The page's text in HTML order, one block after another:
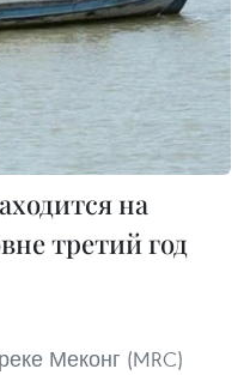
на
третий год
Меконг (MRC)